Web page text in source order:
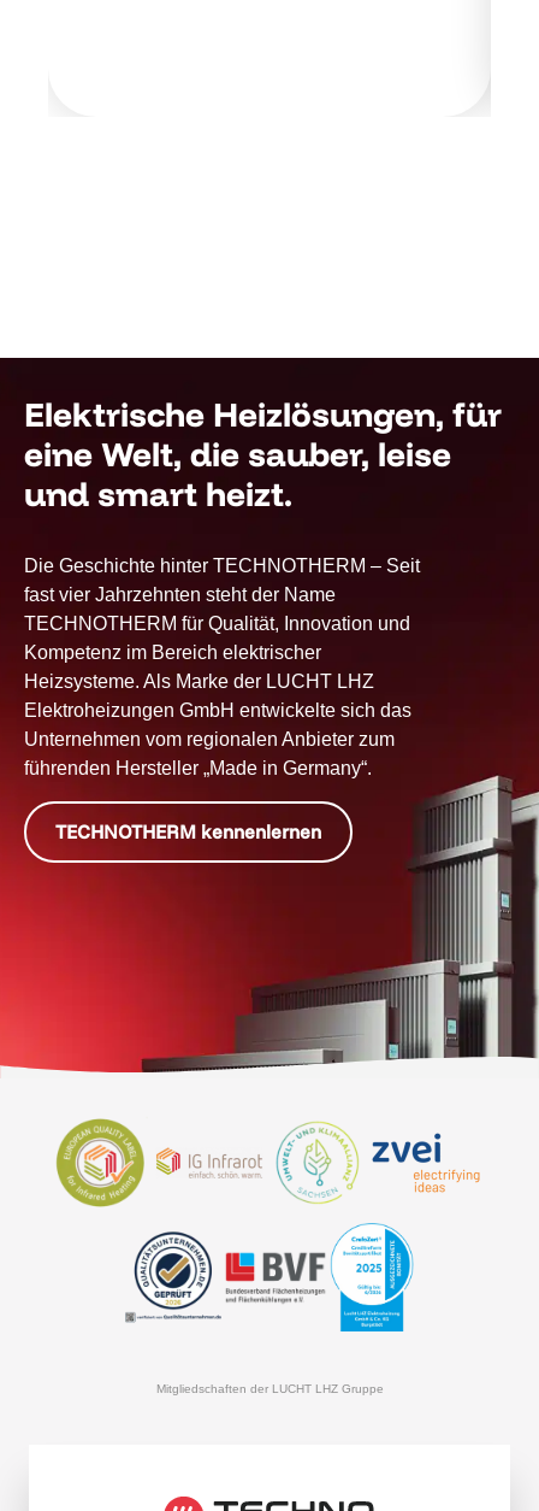
Elektrische Heizlösungen, für
eine Welt, die sauber, leise
und smart heizt.
Die Geschichte hinter TECHNOTHERM – Seit
fast vier Jahrzehnten steht der Name
TECHNOTHERM für Qualität, Innovation und
Kompetenz im Bereich elektrischer
Heizsysteme. Als Marke der LUCHT LHZ
Elektroheizungen GmbH entwickelte sich das
Unternehmen vom regionalen Anbieter zum
führenden Hersteller „Made in Germany“.
TECHNOTHERM kennenlernen
Mitgliedschaften der LUCHT LHZ Gruppe